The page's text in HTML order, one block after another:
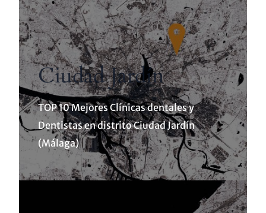
Ciudad Jardín
TOP 10 Mejores Clínicas dentales y
Dentistas en distrito Ciudad Jardín
(Málaga)